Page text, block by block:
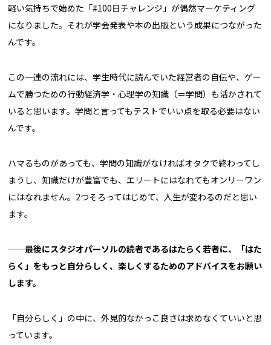
軽い気持ちで始めた「#100日チャレンジ」が偶然マーケティング
になりました。それが学会発表や本の出版という成果につながった
んです。
この一連の流れには、学生時代に読んでいた経営者の自伝や、ゲー
ムで勝つための行動経済学・心理学の知識（＝学問）も活かされて
いると思います。学問と言ってもテストでいい点を取る必要はない
んです。
ハマるものがあっても、学問の知識がなければオタクで終わってし
まうし、知識だけが豊富でも、エリートにはなれてもオンリーワン
にはなれません。2つそろってはじめて、人生が変わるのだと思い
ます。
──最後にスタジオパーソルの読者であるはたらく若者に、「はた
らく」をもっと自分らしく、楽しくするためのアドバイスをお願い
します。
「自分らしく」の中に、外見的なかっこ良さは求めなくていいと思
っています。